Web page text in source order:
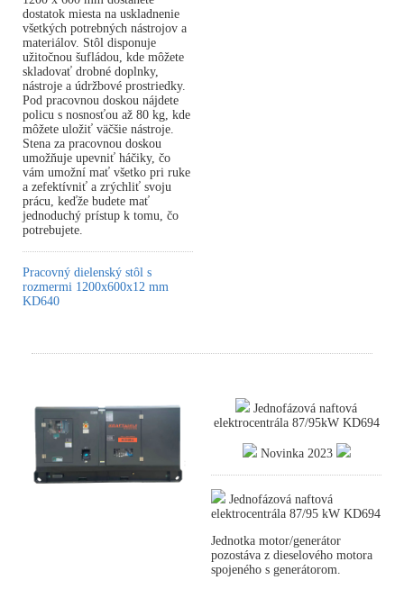
dostatok miesta na uskladnenie
všetkých potrebných nástrojov a
materiálov. Stôl disponuje
užitočnou šufládou, kde môžete
skladovať drobné doplnky,
nástroje a údržbové prostriedky.
Pod pracovnou doskou nájdete
policu s nosnosťou až 80 kg, kde
môžete uložiť väčšie nástroje.
Stena za pracovnou doskou
umožňuje upevniť háčiky, čo
vám umožní mať všetko pri ruke
a zefektívniť a zrýchliť svoju
prácu, keďže budete mať
jednoduchý prístup k tomu, čo
potrebujete.
Pracovný dielenský stôl s
rozmermi 1200x600x12 mm
KD640
Jednofázová naftová
elektrocentrála 87/95kW KD694
Novinka 2023
Jednofázová naftová
elektrocentrála 87/95 kW KD694
Jednotka motor/generátor
pozostáva z dieselového motora
spojeného s generátorom.